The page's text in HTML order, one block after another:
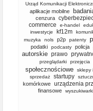
Urząd Komunikacji
aplikacje mobilne
cenzura
commerce
e-handel
inwestycje kf12m
muzyka nols p2p patenty
podatki podcasty policja
autorskie prawo
przeglądarki
przejęcia
społecznościowe
sklepy
sprzedaż
startupy
komórkowe
urządzenia
finansowe
wyszukiwarki